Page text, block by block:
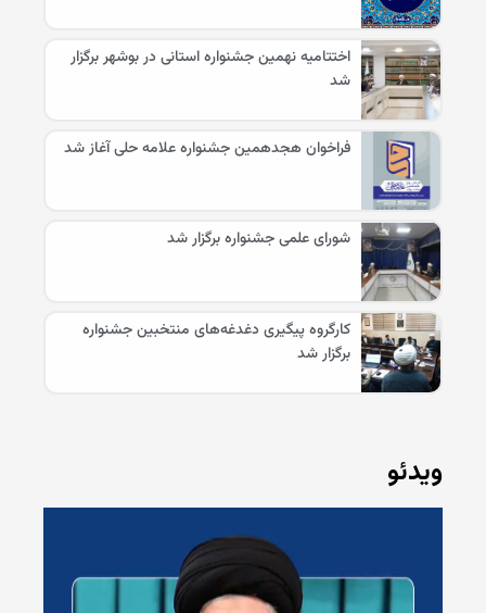
اختتامیه نهمین جشنواره استانی در بوشهر برگزار
شد
فراخوان هجدهمین جشنواره علامه حلی آغاز شد
شورای علمی جشنواره برگزار شد
کارگروه پیگیری دغدغه‌های منتخبین جشنواره
برگزار شد
ویدئو